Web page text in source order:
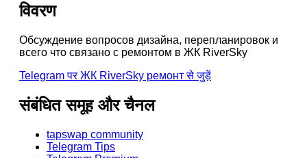
विवरण
Обсуждение вопросов дизайна, перепланировок и
всего что связано с ремонтом в ЖК RiverSky
Telegram पर ЖК RiverSky ремонт से जुड़ें
संबंधित समूह और चैनल
tapswap community
Telegram Tips